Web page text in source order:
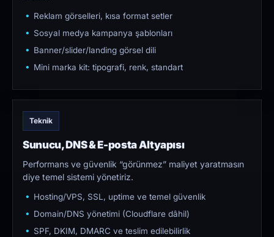
Reklam görselleri, kısa format setler
Sosyal medya kampanya şablonları
Banner/slider/landing görsel dili
Mini marka kit: tipografi, renk, standart
Teknik
Sunucu, DNS & E-posta Altyapısı
Performans ve güvenlik “görünmez” maliyet yaratmasın
diye temel sistemi yönetiriz.
Hosting/VPS, SSL, uptime ve temel güvenlik
Domain/DNS yönetimi (Cloudflare dâhil)
SPF, DKIM, DMARC ve teslim edilebilirlik